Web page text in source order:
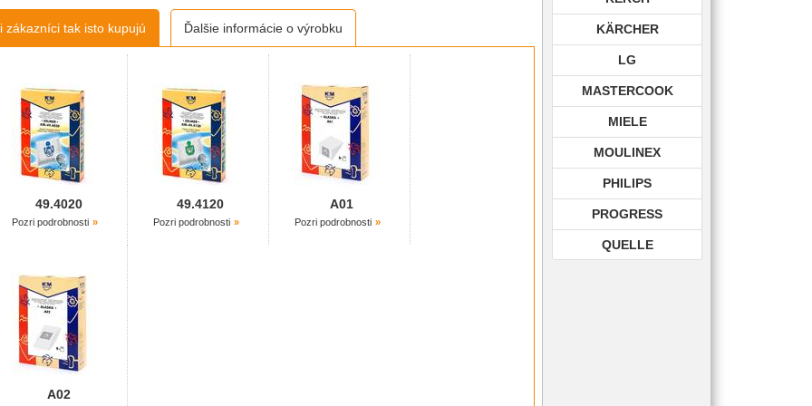
zákazníci tak isto kupujú Ďalšie informácie o výrobku
49.4020
Pozri podrobnosti
49.4120
Pozri podrobnosti
A01
Pozri podrobnosti
A02
KÄRCHER
LG
MASTERCOOK
MIELE
MOULINEX
PHILIPS
PROGRESS
QUELLE